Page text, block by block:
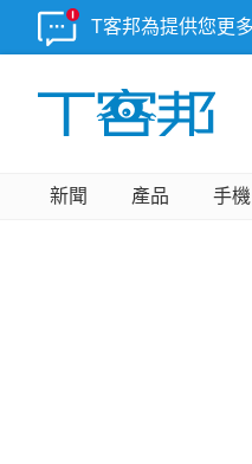
T客邦為提供您更
新聞 產品 手機